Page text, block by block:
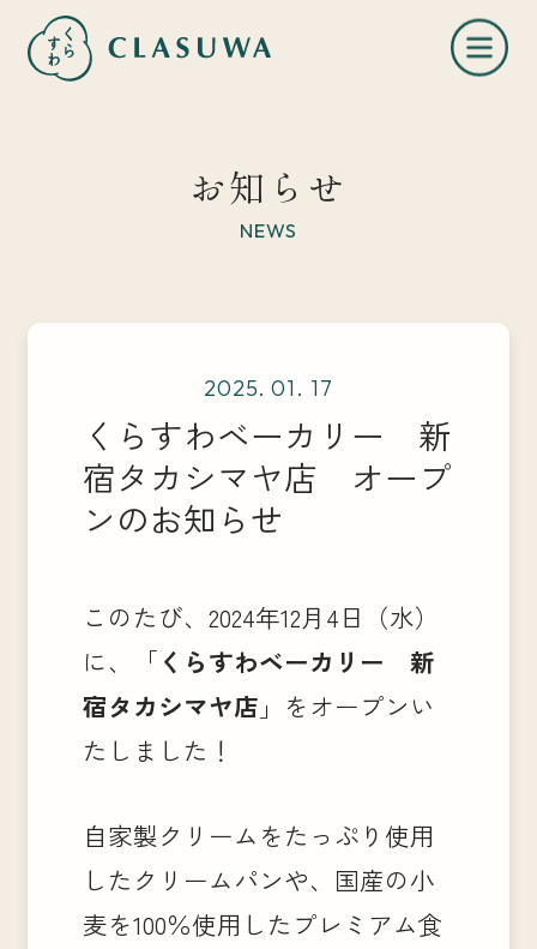
お知らせ
店舗一覧
お知らせ
NEWS
2025. 01. 17
くらすわベーカリー 新
宿タカシマヤ店 オープ
ンのお知らせ
このたび、2024年12月4日（水）
に、「 くらすわベーカリー 新
宿タカシマヤ店 」をオープンい
たしました！
自家製クリームをたっぷり使用
したクリームパンや、国産の小
麦を100％使用したプレミアム食